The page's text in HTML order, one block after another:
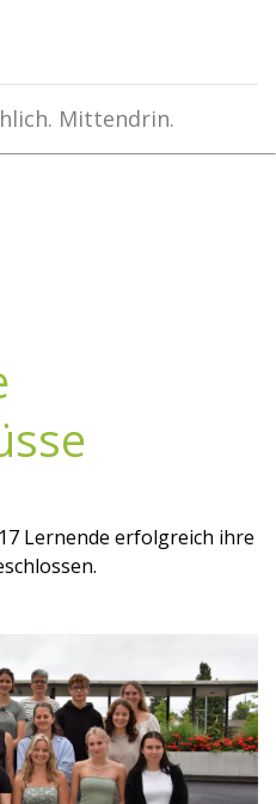
Mittendrin.
Lernende erfolgreich ihre